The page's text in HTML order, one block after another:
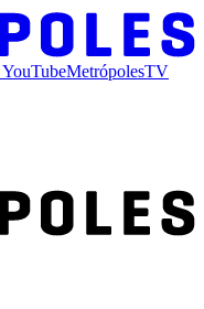
YouTubeMetrópolesTV